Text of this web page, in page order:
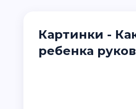
Картинки -
ребенка